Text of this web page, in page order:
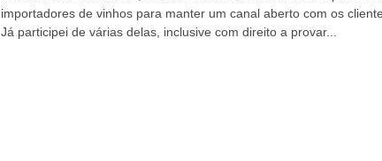
importadores de vinhos para manter um canal aberto com os
Já participei de várias delas, inclusive com direito a provar...